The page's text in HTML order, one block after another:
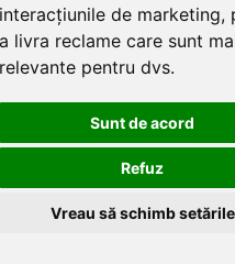
interacțiunile de marketing,
a livra reclame care sunt
relevante pentru dvs.
Sunt de acord
Refuz
Vreau să schimb setările
SC Calor SRL :: Copyright 2021